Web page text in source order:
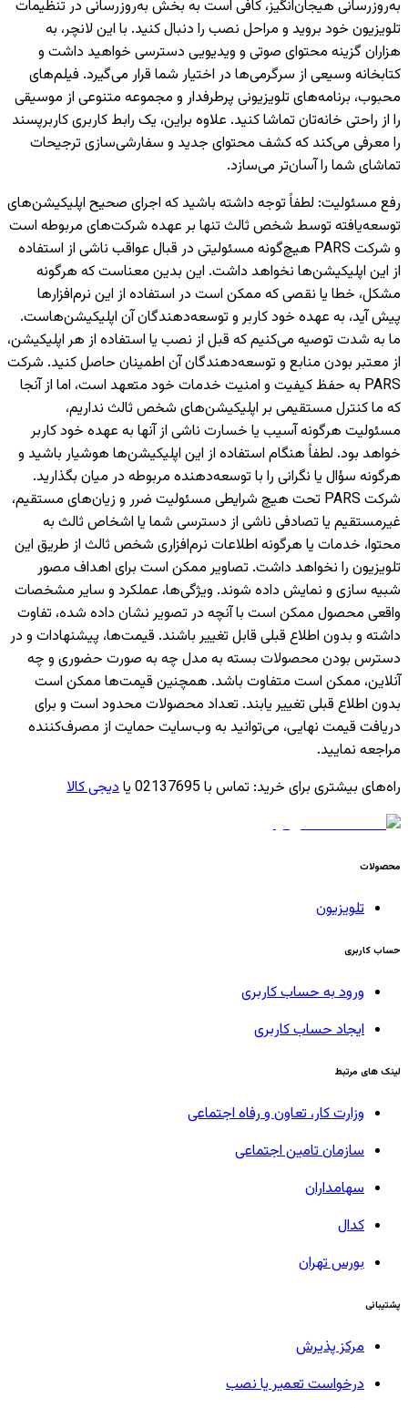
به‌روزرسانی هیجان‌انگیز، کافی است به بخش به‌روزرسانی در تنظیمات
تلویزیون خود بروید و مراحل نصب را دنبال کنید. با این لانچر، به
هزاران گزینه محتوای صوتی و ویدیویی دسترسی خواهید داشت و
کتابخانه وسیعی از سرگرمی‌ها در اختیار شما قرار می‌گیرد. فیلم‌های
محبوب، برنامه‌های تلویزیونی پرطرفدار و مجموعه متنوعی از موسیقی
را از راحتی خانه‌تان تماشا کنید. علاوه براین، یک رابط کاربری کاربرپسند
را معرفی می‌کند که کشف محتوای جدید و سفارشی‌سازی ترجیحات
تماشای شما را آسان‌تر می‌سازد.
رفع مسئولیت: لطفاً توجه داشته باشید که اجرای صحیح اپلیکیشن‌های
توسعه‌یافته توسط شخص ثالث تنها بر عهده شرکت‌های مربوطه است
و شرکت PARS هیچ‌گونه مسئولیتی در قبال عواقب ناشی از استفاده
از این اپلیکیشن‌ها نخواهد داشت. این بدین معناست که هرگونه
مشکل، خطا یا نقصی که ممکن است در استفاده از این نرم‌افزارها
پیش آید، به عهده خود کاربر و توسعه‌دهندگان آن اپلیکیشن‌هاست.
ما به شدت توصیه می‌کنیم که قبل از نصب یا استفاده از هر اپلیکیشن،
از معتبر بودن منابع و توسعه‌دهندگان آن اطمینان حاصل کنید. شرکت
PARS به حفظ کیفیت و امنیت خدمات خود متعهد است، اما از آنجا
که ما کنترل مستقیمی بر اپلیکیشن‌های شخص ثالث نداریم،
مسئولیت هرگونه آسیب یا خسارت ناشی از آنها به عهده خود کاربر
خواهد بود. لطفاً هنگام استفاده از این اپلیکیشن‌ها هوشیار باشید و
هرگونه سؤال یا نگرانی را با توسعه‌دهنده مربوطه در میان بگذارید.
شرکت PARS تحت هیچ شرایطی مسئولیت ضرر و زیان‌های مستقیم،
غیرمستقیم یا تصادفی ناشی از دسترسی شما یا اشخاص ثالث به
محتوا، خدمات یا هرگونه اطلاعات نرم‌افزاری شخص ثالث از طریق این
تلویزیون را نخواهد داشت. تصاویر ممکن است برای اهداف مصور
شبیه سازی و نمایش داده شوند. ویژگی‌ها، عملکرد و سایر مشخصات
واقعی محصول ممکن است با آنچه در تصویر نشان داده شده، تفاوت
داشته و بدون اطلاع قبلی قابل تغییر باشند. قیمت‌ها، پیشنهادات و در
دسترس بودن محصولات بسته به مدل چه به صورت حضوری و چه
آنلاین، ممکن است متفاوت باشد. همچنین قیمت‌ها ممکن است
بدون اطلاع قبلی تغییر یابند. تعداد محصولات محدود است و برای
دریافت قیمت نهایی، می‌توانید به وب‌سایت حمایت از مصرف‌کننده
مراجعه نمایید.
راه‌های بیشتری برای خرید: تماس با 02137695 یا دیجی کالا
محصولات
تلویزیون
حساب کاربری
ورود به حساب کاربری
ایجاد حساب کاربری
لینک های مرتبط
وزارت کار، تعاون و رفاه اجتماعی
سازمان تامین اجتماعی
سهامداران
کدال
بورس تهران
پشتیبانی
مرکز پذیرش
درخواست تعمیر یا نصب